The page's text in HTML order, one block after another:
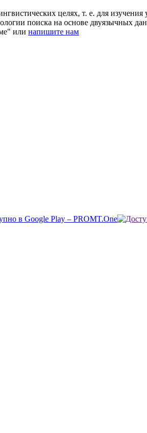
целях, т. е. для
поиска на основе двуязычных
или напишите нам